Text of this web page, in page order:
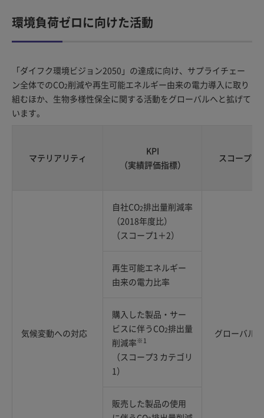
環境負荷ゼロに向けた活動
「ダイフク環境ビジョン2050」の達成に向け、サプライチェー
ン全体でのCO2削減や再生可能エネルギー由来の電力導入に取り
組むほか、生物多様性保全に関する活動をグローバルへと拡げて
います。
マテリアリティ
KPI
（実績評価指標）
スコープ
気候変動への対応
自社CO2排出量削減率
（2018年度比）
（スコープ1＋2）
グローバル
再生可能エネルギー
由来の電力比率
購入した製品・サー
ビスに伴うCO2排出量
削減率※1
（スコープ3 カテゴリ
1）
販売した製品の使用